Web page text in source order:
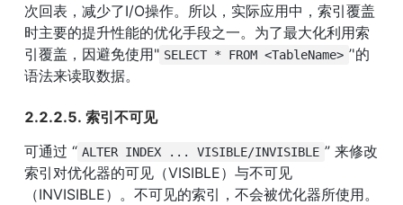
次回表，减少了I/O操作。所以，实际应用中，索引覆盖
时主要的提升性能的优化手段之一。为了最大化利用索
引覆盖，因避免使用" SELECT * FROM <TableName> ’'的
语法来读取数据。
2.2.2.5. 索引不可见
可通过 “ ALTER INDEX ... VISIBLE/INVISIBLE ” 来修改
索引对优化器的可见（VISIBLE）与不可见
（INVISIBLE）。不可见的索引，不会被优化器所使用。